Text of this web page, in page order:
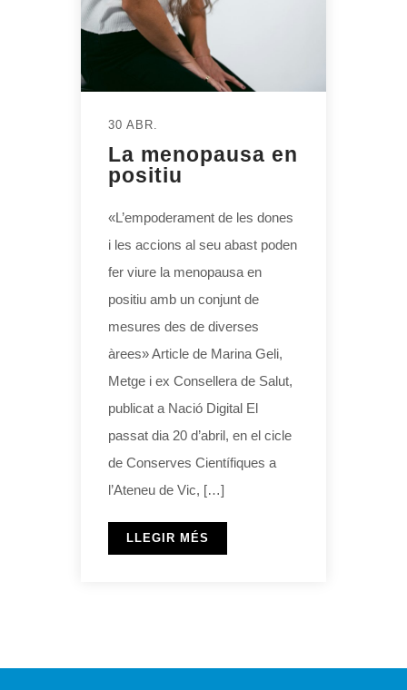
30 ABR.
La menopausa en
positiu
«L’empoderament de les dones
i les accions al seu abast poden
fer viure la menopausa en
positiu amb un conjunt de
mesures des de diverses
àrees» Article de Marina Geli,
Metge i ex Consellera de Salut,
publicat a Nació Digital El
passat dia 20 d’abril, en el cicle
de Conserves Científiques a
l’Ateneu de Vic, […]
LLEGIR MÉS